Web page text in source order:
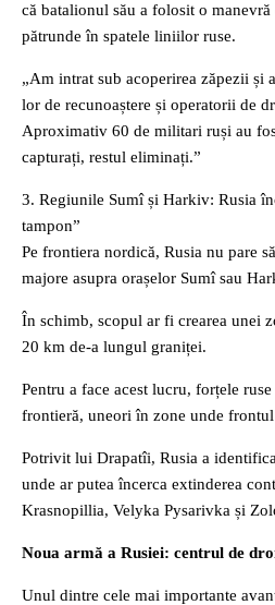
că batalionul său a folosit o
pătrunde în spatele liniilor ruse.
„Am intrat sub acoperirea zăpezii și
lor de recunoaștere și operatorii de
Aproximativ 60 de militari ruși au
capturați, restul eliminați.”
3. Regiunile Sumî și Harkiv: Rusia
tampon”
Pe frontiera nordică, Rusia nu pare
majore asupra orașelor Sumî sau
În schimb, scopul ar fi crearea unei
20 km de-a lungul graniței.
Pentru a face acest lucru, forțele
frontieră, uneori în zone unde
Potrivit lui Drapatîi, Rusia a
unde ar putea încerca extinderea
Krasnopillia, Velyka Pysarivka și
Noua armă a Rusiei: centrul de
Unul dintre cele mai importante